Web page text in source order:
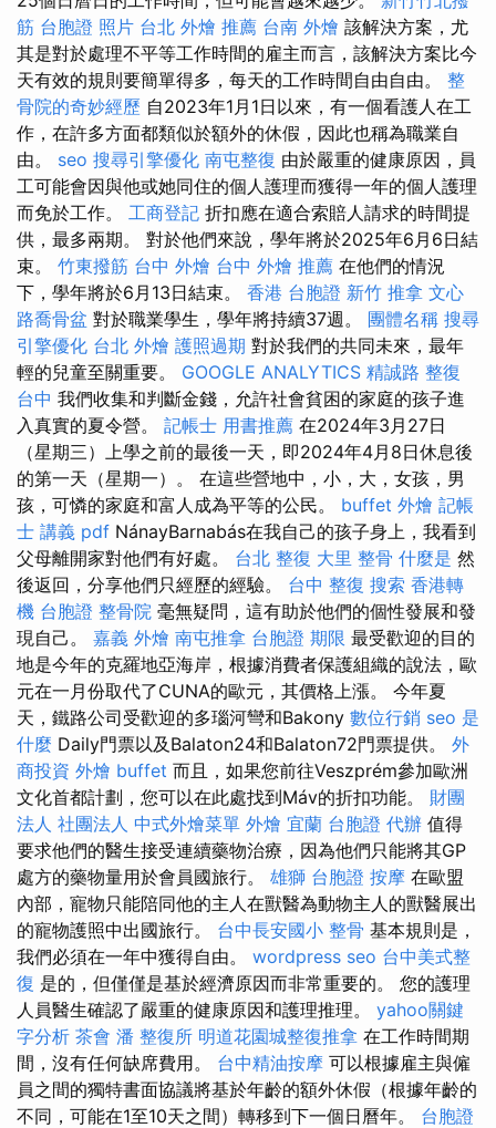
筋 台胞證 照片 台北 外燴 推薦 台南 外燴 該解決方案，尤
其是對於處理不平等工作時間的雇主而言，該解決方案比今
天有效的規則要簡單得多，每天的工作時間自由自由。 整
骨院的奇妙經歷 自2023年1月1日以來，有一個看護人在工
作，在許多方面都類似於額外的休假，因此也稱為職業自
由。 seo 搜尋引擎優化 南屯整復 由於嚴重的健康原因，員
工可能會因與他或她同住的個人護理而獲得一年的個人護理
而免於工作。 工商登記 折扣應在適合索賠人請求的時間提
供，最多兩期。 對於他們來說，學年將於2025年6月6日結
束。 竹東撥筋 台中 外燴 台中 外燴 推薦 在他們的情況
下，學年將於6月13日結束。 香港 台胞證 新竹 推拿 文心
路喬骨盆 對於職業學生，學年將持續37週。 團體名稱 搜尋
引擎優化 台北 外燴 護照過期 對於我們的共同未來，最年
輕的兒童至關重要。 GOOGLE ANALYTICS 精誠路 整復
台中 我們收集和判斷金錢，允許社會貧困的家庭的孩子進
入真實的夏令營。 記帳士 用書推薦 在2024年3月27日
（星期三）上學之前的最後一天，即2024年4月8日休息後
的第一天（星期一）。 在這些營地中，小，大，女孩，男
孩，可憐的家庭和富人成為平等的公民。 buffet 外燴 記帳
士 講義 pdf NánayBarnabás在我自己的孩子身上，我看到
父母離開家對他們有好處。 台北 整復 大里 整骨 什麼是 然
後返回，分享他們只經歷的經驗。 台中 整復 搜索 香港轉
機 台胞證 整骨院 毫無疑問，這有助於他們的個性發展和發
現自己。 嘉義 外燴 南屯推拿 台胞證 期限 最受歡迎的目的
地是今年的克羅地亞海岸，根據消費者保護組織的說法，歐
元在一月份取代了CUNA的歐元，其價格上漲。 今年夏
天，鐵路公司受歡迎的多瑙河彎和Bakony 數位行銷 seo 是
什麼 Daily門票以及Balaton24和Balaton72門票提供。 外
商投資 外燴 buffet 而且，如果您前往Veszprém參加歐洲
文化首都計劃，您可以在此處找到Máv的折扣功能。 財團
法人 社團法人 中式外燴菜單 外燴 宜蘭 台胞證 代辦 值得
要求他們的醫生接受連續藥物治療，因為他們只能將其GP
處方的藥物量用於會員國旅行。 雄獅 台胞證 按摩 在歐盟
內部，寵物只能陪同他的主人在獸醫為動物主人的獸醫展出
的寵物護照中出國旅行。 台中長安國小 整骨 基本規則是，
我們必須在一年中獲得自由。 wordpress seo 台中美式整
復 是的，但僅僅是基於經濟原因而非常重要的。 您的護理
人員醫生確認了嚴重的健康原因和護理推理。 yahoo關鍵
字分析 茶會 潘 整復所 明道花園城整復推拿 在工作時間期
間，沒有任何缺席費用。 台中精油按摩 可以根據雇主與僱
員之間的獨特書面協議將基於年齡的額外休假（根據年齡的
不同，可能在1至10天之間）轉移到下一個日曆年。 台胞證